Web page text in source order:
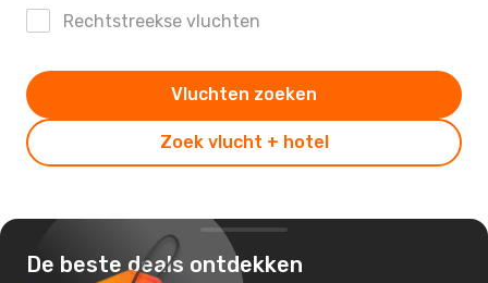
Rechtstreekse vluchten
Zoek vlucht + hotel
Vluchten zoeken
De beste deals ontdekken